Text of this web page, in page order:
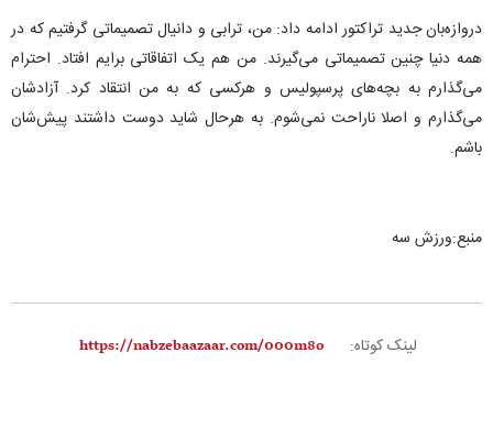
دروازه‌بان جدید تراکتور ادامه داد: من، ترابی و دانیال تصمیماتی گرفتیم که در
همه دنیا چنین تصمیماتی می‌گیرند. من هم یک اتفاقاتی برایم افتاد‌. احترام
می‌گذارم به بچه‌های پرسپولیس و هرکسی که به من انتقاد کرد. آزادشان
می‌گذارم و اصلا ناراحت نمی‌شوم. به هرحال شاید دوست داشتند پیش‌شان
باشم.
منبع:ورزش سه
لینک کوتاه: